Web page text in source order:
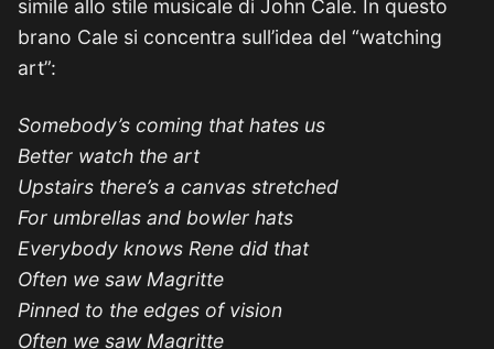
simile allo stile musicale di John Cale. In questo
brano Cale si concentra sull’idea del “watching
art”:
Somebody’s coming that hates us
Better watch the art
Upstairs there’s a canvas stretched
For umbrellas and bowler hats
Everybody knows Rene did that
Often we saw Magritte
Pinned to the edges of vision
Often we saw Magritte